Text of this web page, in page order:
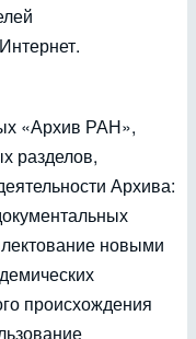
«Архив РАН»,
разделов,
Архива:
новыми
происхождения